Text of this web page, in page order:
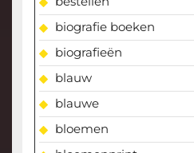
biografie boeken
biografieën
blauw
blauwe
bloemen